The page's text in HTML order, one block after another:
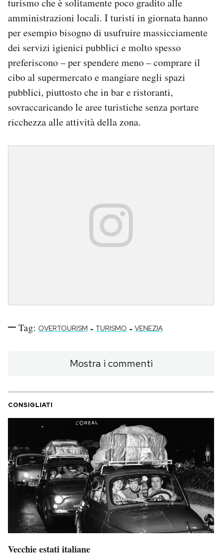
amministrazioni locali. I turisti in giornata hanno
per esempio bisogno di usufruire massicciamente
dei servizi igienici pubblici e molto spesso
preferiscono – per spendere meno – comprare il
cibo al supermercato e mangiare negli spazi
pubblici, piuttosto che in bar e ristoranti,
sovraccaricando le aree turistiche senza portare
ricchezza alle attività della zona.
Tag: OVERTOURISM - TURISMO - VENEZIA
Mostra i commenti
CONSIGLIATI
Vecchie estati italiane